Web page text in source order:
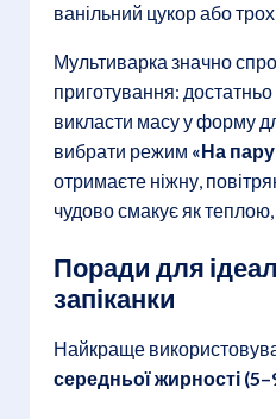
ванільний цукор або
Мультиварка значно
приготування: достатньо
викласти масу у форму
вибрати режим «На
отримаєте ніжну,
чудово смакує як
Поради для
запіканки
Найкраще
середньої жирності